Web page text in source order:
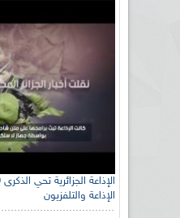
الإذاعة والتلفزيون